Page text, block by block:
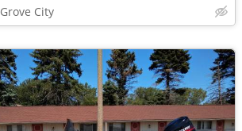
Grove City